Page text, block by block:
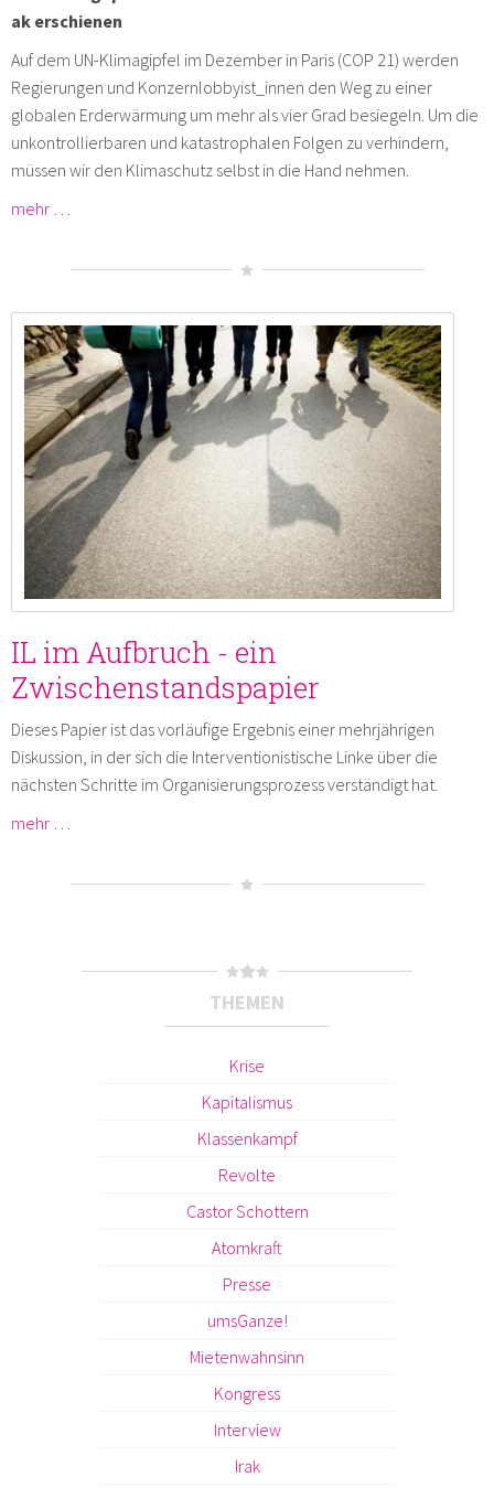
ak erschienen
Auf dem UN-Klimagipfel im Dezember in Paris (COP 21) werden
Regierungen und Konzernlobbyist_innen den Weg zu einer
globalen Erderwärmung um mehr als vier Grad besiegeln. Um die
unkontrollierbaren und katastrophalen Folgen zu verhindern,
müssen wir den Klimaschutz selbst in die Hand nehmen.
mehr …
IL im Aufbruch - ein
Zwischenstandspapier
Dieses Papier ist das vorläufige Ergebnis einer mehrjährigen
Diskussion, in der sich die Interventionistische Linke über die
nächsten Schritte im Organisierungsprozess verständigt hat.
mehr …
THEMEN
Krise
Kapitalismus
Klassenkampf
Revolte
Castor Schottern
Atomkraft
Presse
umsGanze!
Mietenwahnsinn
Kongress
Interview
Irak